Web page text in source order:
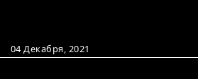
04 Декабря, 2021